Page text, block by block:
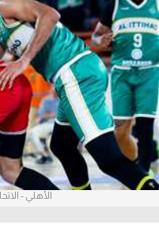
فيديوهات
عدسات
آراء حرة
ركن الألعاب
بطولات
الدوري المصري
الأهلي -